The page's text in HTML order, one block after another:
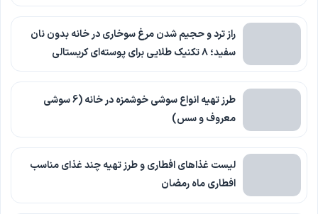
راز ترد و حجیم شدن مرغ سوخاری در خانه بدون نان
سفید؛ ۸ تکنیک طلایی برای پوسته‌ای کریستالی
طرز تهیه انواع سوشی خوشمزه در خانه (6 سوشی
معروف و سس)
لیست غذاهای افطاری و طرز تهیه چند غذای مناسب
افطاری ماه رمضان